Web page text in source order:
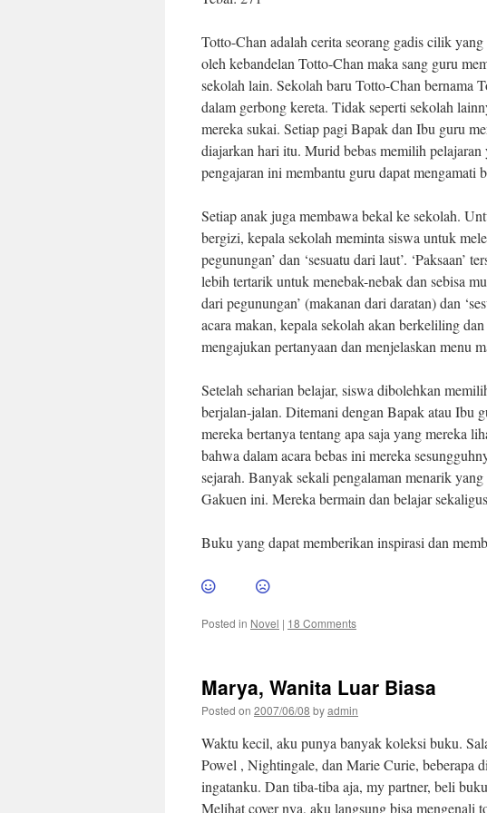
Totto-Chan adalah cerita seorang gadis cilik
oleh kebandelan Totto-Chan maka sang guru
sekolah lain. Sekolah baru Totto-Chan bernama
dalam gerbong kereta. Tidak seperti sekolah
mereka sukai. Setiap pagi Bapak dan Ibu guru
diajarkan hari itu. Murid bebas memilih
pengajaran ini membantu guru dapat mengamati
Setiap anak juga membawa bekal ke sekolah.
bergizi, kepala sekolah meminta siswa untuk
pegunungan’ dan ‘sesuatu dari laut’. ‘Paksaan’
lebih tertarik untuk menebak-nebak dan sebisa
dari pegunungan’ (makanan dari daratan) dan
acara makan, kepala sekolah akan berkeliling
mengajukan pertanyaan dan menjelaskan menu
Setelah seharian belajar, siswa dibolehkan
berjalan-jalan. Ditemani dengan Bapak atau Ibu
mereka bertanya tentang apa saja yang mereka
bahwa dalam acara bebas ini mereka
sejarah. Banyak sekali pengalaman menarik
Gakuen ini. Mereka bermain dan belajar
Buku yang dapat memberikan inspirasi dan
Posted in Novel | 18 Comments
Marya, Wanita Luar Biasa
Posted on 2007/06/08 byadmin
Waktu kecil, aku punya banyak koleksi buku.
Powel , Nightingale, dan Marie Curie, beberapa
ingatanku. Dan tiba-tiba aja, my partner, beli
Melihat cover nya, aku langsung bisa mengenali